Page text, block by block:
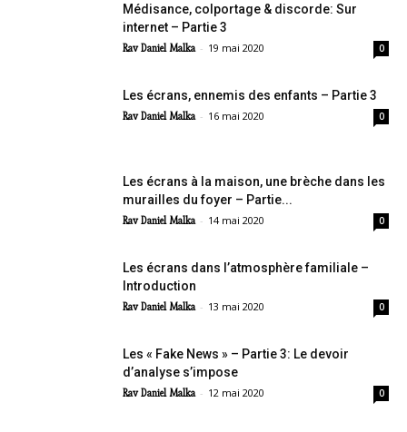
Médisance, colportage & discorde: Sur
internet – Partie 3
Rav Daniel Malka - 19 mai 2020 0
Les écrans, ennemis des enfants – Partie 3
Rav Daniel Malka - 16 mai 2020 0
Les écrans à la maison, une brèche dans les
murailles du foyer – Partie...
Rav Daniel Malka - 14 mai 2020 0
Les écrans dans l’atmosphère familiale –
Introduction
Rav Daniel Malka - 13 mai 2020 0
Les « Fake News » – Partie 3: Le devoir
d’analyse s’impose
Rav Daniel Malka - 12 mai 2020 0